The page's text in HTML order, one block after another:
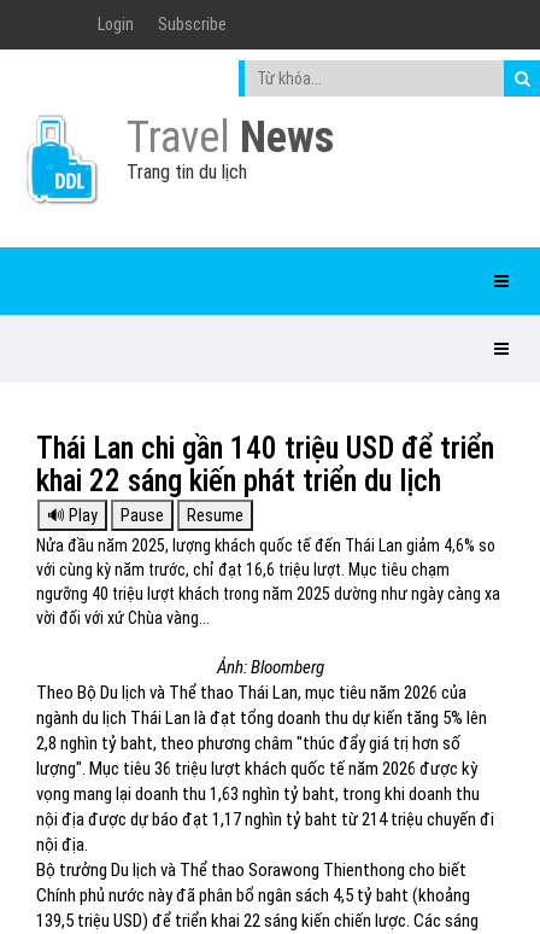
Login Subscribe
Travel News
Trang tin du lịch
Thái Lan chi gần 140 triệu USD để triển
khai 22 sáng kiến phát triển du lịch
Nửa đầu năm 2025, lượng khách quốc tế đến Thái Lan giảm 4,6% so
với cùng kỳ năm trước, chỉ đạt 16,6 triệu lượt. Mục tiêu chạm
ngưỡng 40 triệu lượt khách trong năm 2025 dường như ngày càng xa
vời đối với xứ Chùa vàng...
Ảnh: Bloomberg
Theo Bộ Du lịch và Thể thao Thái Lan, mục tiêu năm 2026 của
ngành du lịch Thái Lan là đạt tổng doanh thu dự kiến tăng 5% lên
2,8 nghìn tỷ baht, theo phương châm "thúc đẩy giá trị hơn số
lượng". Mục tiêu 36 triệu lượt khách quốc tế năm 2026 được kỳ
vọng mang lại doanh thu 1,63 nghìn tỷ baht, trong khi doanh thu
nội địa được dự báo đạt 1,17 nghìn tỷ baht từ 214 triệu chuyến đi
nội địa.
Bộ trưởng Du lịch và Thể thao Sorawong Thienthong cho biết
Chính phủ nước này đã phân bổ ngân sách 4,5 tỷ baht (khoảng
139,5 triệu USD) để triển khai 22 sáng kiến chiến lược. Các sáng